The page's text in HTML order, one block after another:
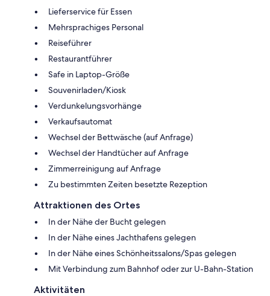
Lieferservice für Essen
Mehrsprachiges Personal
Reiseführer
Restaurantführer
Safe in Laptop-Größe
Souvenirladen/Kiosk
Verdunkelungsvorhänge
Verkaufsautomat
Wechsel der Bettwäsche (auf Anfrage)
Wechsel der Handtücher auf Anfrage
Zimmerreinigung auf Anfrage
Zu bestimmten Zeiten besetzte Rezeption
Attraktionen des Ortes
In der Nähe der Bucht gelegen
In der Nähe eines Jachthafens gelegen
In der Nähe eines Schönheitssalons/Spas gelegen
Mit Verbindung zum Bahnhof oder zur U-Bahn-Station
Aktivitäten